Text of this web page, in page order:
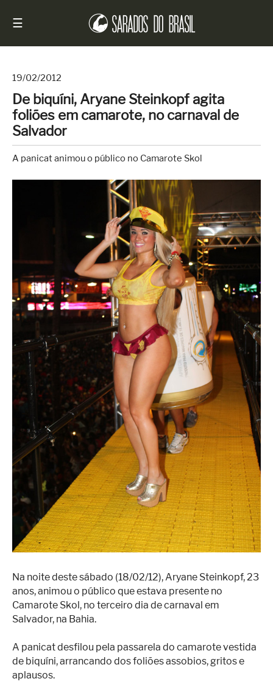
☰
Início
Notícias
Sarados
do
Superação
Fisiculturismo
Anabolizantes
Suplementação
Alimentação
Treino
Saúde
Ensaios
Concursos
Moda
Praia
Contato
19/02/2012
De biquíni, Aryane Steinkopf agita
foliões em camarote, no carnaval de
Salvador
A panicat animou o público no Camarote Skol
Na noite deste sábado (18/02/12), Aryane Steinkopf, 23
anos, animou o público que estava presente no
Camarote Skol, no terceiro dia de carnaval em
Salvador, na Bahia.
A panicat desfilou pela passarela do camarote vestida
de biquíni, arrancando dos foliões assobios, gritos e
aplausos.